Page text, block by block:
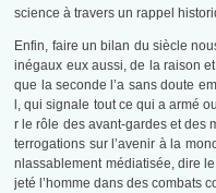
science à travers un rappel
Enfin, faire un bilan du siècle
inégaux eux aussi, de la raison
que la seconde l’a sans doute
l, qui signale tout ce qui a armé
r le rôle des avant-gardes et des
terrogations sur l’avenir à la
nlassablement médiatisée, dire
jeté l’homme dans des combats